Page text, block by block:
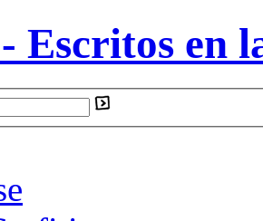
Escritos en